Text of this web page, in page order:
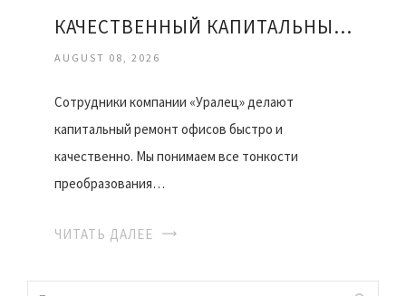
КАЧЕСТВЕННЫЙ КАПИТАЛЬНЫЙ РЕМОНТ ОФИСОВ
AUGUST 08, 2026
Сотрудники компании «Уралец» делают
капитальный ремонт офисов быстро и
качественно. Мы понимаем все тонкости
преобразования…
ЧИТАТЬ ДАЛЕЕ